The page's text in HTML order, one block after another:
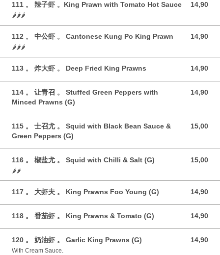
111 。 辣子虾 。King Prawn with Tomato Hot Sauce 14,90
14,90 GBP
🌶️🌶️🌶️
112 。 中公虾 。 Cantonese Kung Po King Prawn 14,90
14,90 GBP
🌶️🌶️🌶️
113 。 炸大虾 。 Deep Fried King Prawns 14,90
14,90 GBP
114 。 让青召 。 Stuffed Green Peppers with
Minced Prawns (G)
14,90
14,90 GBP
115 。 士召尤 。 Squid with Black Bean Sauce &
Green Peppers (G)
15,00
15,00 GBP
116 。 椒盐尤 。 Squid with Chilli & Salt (G) 15,00
15,00 GBP
🌶️🌶️
117 。 大虾夫 。 King Prawns Foo Young (G) 14,90
14,90 GBP
118 。 番茄虾 。 King Prawns & Tomato (G) 14,90
14,90 GBP
120 。 奶油虾 。 Garlic King Prawns (G) 14,90
14,90 GBP
With Cream Sauce.